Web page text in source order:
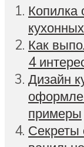
Копилка
Как
4
Дизайн
примеры
Секреты